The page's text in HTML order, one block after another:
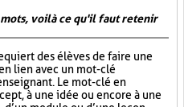
mots, voilà ce qu'il faut retenir
des élèves de faire une
lien avec un mot-clé
Le mot-clé en
à une idée ou encore à une